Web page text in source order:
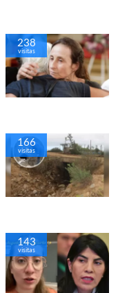
238
visitas
166
visitas
143
visitas